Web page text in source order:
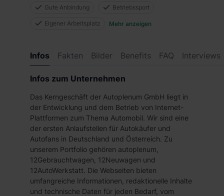
Gute Anbindung Betriebssport
Eigener Arbeitsplatz Mehr anzeigen
Infos Fakten Bilder Benefits FAQ Interviews
Infos zum Unternehmen
Das Kerngeschäft der Autoplenum GmbH liegt in
der Entwicklung und dem Betrieb von Internet-
Plattformen zum Thema Automobil. Wir sind eine
der ersten Anlaufstellen für Autokäufer und
Autofans in Deutschland und Österreich. Zu
unserem Portfolio gehören autoplenum,
12Gebrauchtwagen, 12Neuwagen und
12AutoWerkstatt. Die Webseiten bieten
umfangreiche Informationen, redaktionelle Inhalte
und technische Daten für jeden Bedarf, vom